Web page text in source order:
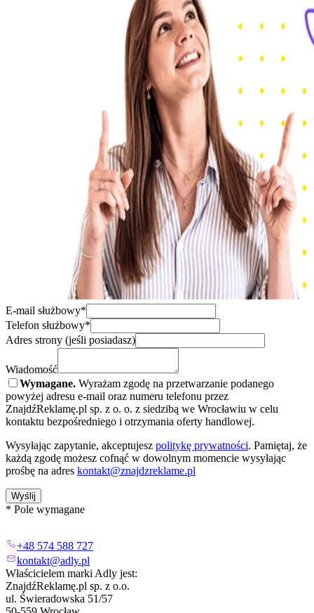
E-mail służbowy*
Telefon służbowy*
Adres strony (jeśli posiadasz)
Wiadomość
Wymagane. Wyrażam zgodę na przetwarzanie podanego
powyżej adresu e-mail oraz numeru telefonu przez
ZnajdźReklamę.pl sp. z o. o. z siedzibą we Wrocławiu w celu
kontaktu bezpośredniego i otrzymania oferty handlowej.
Wysyłając zapytanie, akceptujesz politykę prywatności. Pamiętaj, że
każdą zgodę możesz cofnąć w dowolnym momencie wysyłając
prośbę na adres kontakt@znajdzreklame.pl
Wyślij
* Pole wymagane
+48 574 588 727
kontakt@adly.pl
Właścicielem marki Adly jest:
ZnajdźReklamę.pl sp. z o.o.
ul. Świeradowska 51/57